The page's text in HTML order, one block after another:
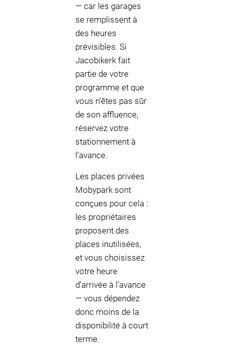
— car les garages
se remplissent à
des heures
prévisibles. Si
Jacobikerk fait
partie de votre
programme et que
vous n’êtes pas sûr
de son affluence,
réservez votre
stationnement à
l’avance.
Les places privées
Mobypark sont
conçues pour cela :
les propriétaires
proposent des
places inutilisées,
et vous choisissez
votre heure
d’arrivée à l’avance
— vous dépendez
donc moins de la
disponibilité à court
terme.